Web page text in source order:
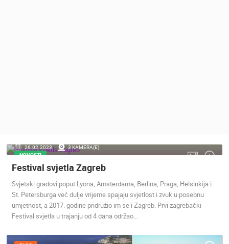
POLICY
BANERI
HRVATSKI
ENGLISH
26.02.2023.
3 KAMERA(E)
NOVOSTI
Festival svjetla Zagreb
Svjetski gradovi poput Lyona, Amsterdama, Berlina, Praga, Helsinkija i
St. Petersburga već dulje vrijeme spajaju svjetlost i zvuk u posebnu
umjetnost, a 2017. godine pridružio im se i Zagreb. Prvi zagrebački
Festival svjetla u trajanju od 4 dana održao…